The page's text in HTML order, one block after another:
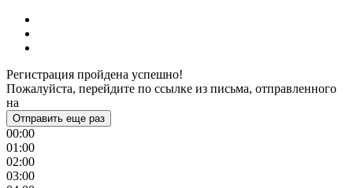
Регистрация пройдена успешно!
Пожалуйста, перейдите по ссылке из письма, отправленного
на
Отправить еще раз
00:00
01:00
02:00
03:00